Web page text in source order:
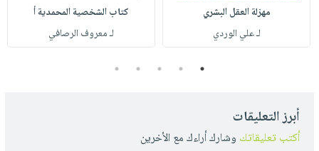
مهزلة العقل البشري
لـ علي الوردي
كتاب الشخصية المحمدية أ
لـ معروف الرصافي
1
2
3
4
5
أبرز التعليقات
أكتب تعليقاتك وشارك أراءك مع الأخرين